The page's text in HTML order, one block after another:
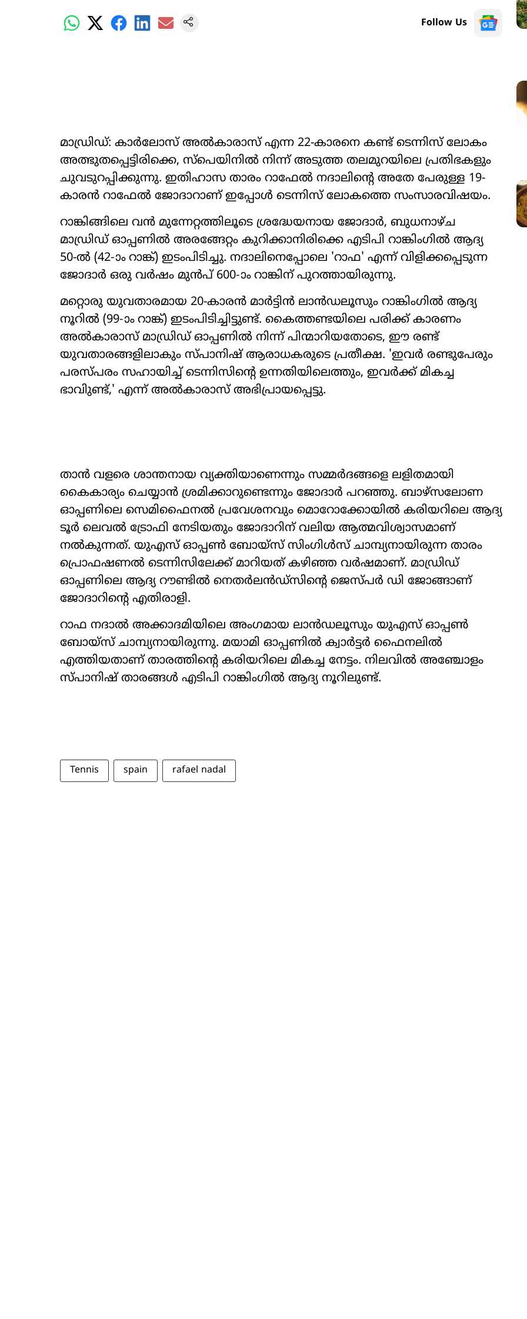
Follow Us
മാഡ്രിഡ്: കാർലോസ് അൽകാരാസ് എന്ന 22-കാരനെ കണ്ട് ടെന്നിസ് ലോകം
അത്ഭുതപ്പെട്ടിരിക്കെ, സ്പെയിനിൽ നിന്ന് അടുത്ത തലമുറയിലെ പ്രതിഭകളും
ചുവടുറപ്പിക്കുന്നു. ഇതിഹാസ താരം റാഫേൽ നദാലിന്റെ അതേ പേരുള്ള 19-
കാരൻ റാഫേൽ ജോദാറാണ് ഇപ്പോൾ ടെന്നിസ് ലോകത്തെ സംസാരവിഷയം.
റാങ്കിങ്ങിലെ വൻ മുന്നേറ്റത്തിലൂടെ ശ്രദ്ധേയനായ ജോദാർ, ബുധനാഴ്ച
മാഡ്രിഡ് ഓപ്പണിൽ അരങ്ങേറ്റം കുറിക്കാനിരിക്കെ എടിപി റാങ്കിംഗിൽ ആദ്യ
50-ൽ (42-ാം റാങ്ക്) ഇടംപിടിച്ചു. നദാലിനെപ്പോലെ 'റാഫ' എന്ന് വിളിക്കപ്പെടുന്ന
ജോദാർ ഒരു വർഷം മുൻപ് 600-ാം റാങ്കിന് പുറത്തായിരുന്നു.
മറ്റൊരു യുവതാരമായ 20-കാരൻ മാർട്ടിൻ ലാൻഡലൂസും റാങ്കിംഗിൽ ആദ്യ
നൂറിൽ (99-ാം റാങ്ക്) ഇടംപിടിച്ചിട്ടുണ്ട്. കൈത്തണ്ടയിലെ പരിക്ക് കാരണം
അൽകാരാസ് മാഡ്രിഡ് ഓപ്പണിൽ നിന്ന് പിന്മാറിയതോടെ, ഈ രണ്ട്
യുവതാരങ്ങളിലാകും സ്പാനിഷ് ആരാധകരുടെ പ്രതീക്ഷ. 'ഇവർ രണ്ടുപേരും
പരസ്പരം സഹായിച്ച് ടെന്നിസിന്റെ ഉന്നതിയിലെത്തും, ഇവർക്ക് മികച്ച
ഭാവിുണ്ട്,' എന്ന് അൽകാരാസ് അഭിപ്രായപ്പെട്ടു.
താൻ വളരെ ശാന്തനായ വ്യക്തിയാണെന്നും സമ്മർദങ്ങളെ ലളിതമായി
കൈകാര്യം ചെയ്യാൻ ശ്രമിക്കാറുണ്ടെന്നും ജോദാർ പറഞ്ഞു. ബാഴ്‌സലോണ
ഓപ്പണിലെ സെമിഫൈനൽ പ്രവേശനവും മൊറോക്കോയിൽ കരിയറിലെ ആദ്യ
ടൂർ ലെവൽ ട്രോഫി നേടിയതും ജോദാറിന് വലിയ ആത്മവിശ്വാസമാണ്
നൽകുന്നത്. യുഎസ് ഓപ്പൺ ബോയ്‌സ് സിംഗിൾസ് ചാമ്പ്യനായിരുന്ന താരം
പ്രൊഫഷണൽ ടെന്നിസിലേക്ക് മാറിയത് കഴിഞ്ഞ വർഷമാണ്. മാഡ്രിഡ്
ഓപ്പണിലെ ആദ്യ റൗണ്ടിൽ നെതർലൻഡ്‌സിന്റെ ജെസ്പർ ഡി ജോങ്ങാണ്
ജോദാറിന്റെ എതിരാളി.
റാഫ നദാൽ അക്കാദമിയിലെ അംഗമായ ലാൻഡലൂസും യുഎസ് ഓപ്പൺ
ബോയ്‌സ് ചാമ്പ്യനായിരുന്നു. മയാമി ഓപ്പണിൽ ക്വാർട്ടർ ഫൈനലിൽ
എത്തിയതാണ് താരത്തിന്റെ കരിയറിലെ മികച്ച നേട്ടം. നിലവിൽ അഞ്ചോളം
സ്പാനിഷ് താരങ്ങൾ എടിപി റാങ്കിംഗിൽ ആദ്യ നൂറിലുണ്ട്.
Tennis spain rafael nadal